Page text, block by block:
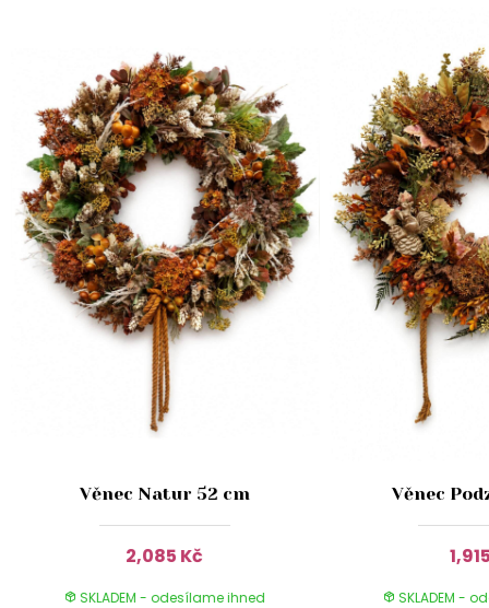
Věnec Natur 52 cm
2,085 Kč
SKLADEM - odesílame ihned
Věnec
SKLADEM -